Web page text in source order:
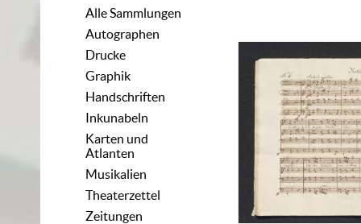
Alle Sammlungen
Autographen
Drucke
Graphik
Handschriften
Inkunabeln
Karten und
Atlanten
Musikalien
Theaterzettel
Zeitungen